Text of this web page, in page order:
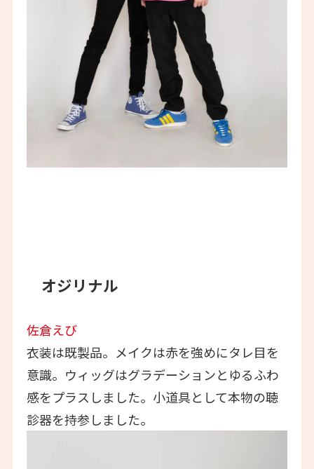
オジリナル
佐倉えび
衣装は既製品。メイクは赤を強めにタレ目を
意識。ウィッグはグラデーションとゆるふわ
感をプラスしました。小道具として本物の聴
診器を持参しました。